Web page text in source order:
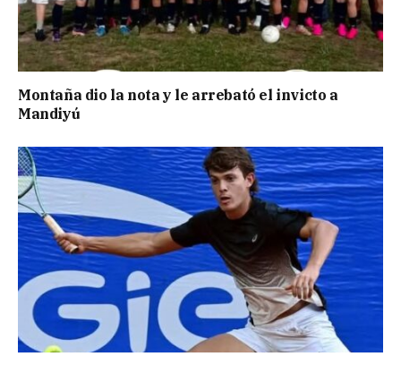
Montaña dio la nota y le arrebató el invicto a
Mandiyú